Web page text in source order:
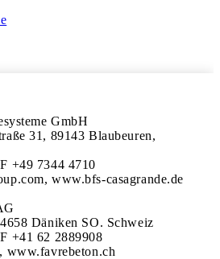
GmbH
31, 89143 Blaubeuren,
+49 7344 4710
www.bfs-casagrande.de
Däniken SO. Schweiz
+41 62 2889908
www.favrebeton.ch